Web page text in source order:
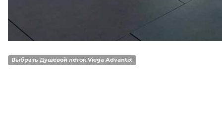
Выбрать Душевой лоток Viega Advantix